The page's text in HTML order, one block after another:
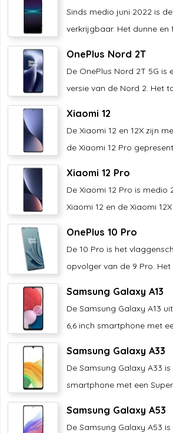
Sinds medio juni 2022 is
verkrijgbaar. Het dunne en
OnePlus Nord 2T
De OnePlus Nord 2T 5G is
versie van de Nord 2. Het
Xiaomi 12
De Xiaomi 12 en 12X zijn
de Xiaomi 12 Pro
Xiaomi 12 Pro
De Xiaomi 12 Pro is medio
Xiaomi 12 en de Xiaomi
OnePlus 10 Pro
De 10 Pro is het
opvolger van de 9 Pro. Het
Samsung Galaxy A13
De Samsung Galaxy A13
6,6 inch smartphone met
Samsung Galaxy A33
De Samsung Galaxy A33 is
smartphone met een Super
Samsung Galaxy A53
De Samsung Galaxy A53 is